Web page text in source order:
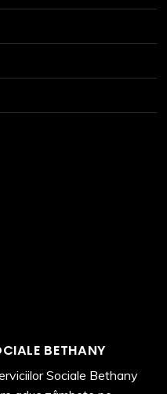
BETHANY
Sociale Bethany